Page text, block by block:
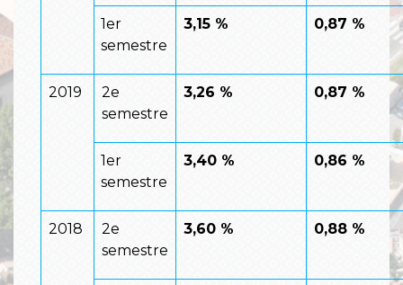
1er
semestre
3,15 % 0,87 %
2019 2e
semestre
3,26 % 0,87 %
1er
semestre
3,40 % 0,86 %
2018 2e
semestre
3,60 % 0,88 %